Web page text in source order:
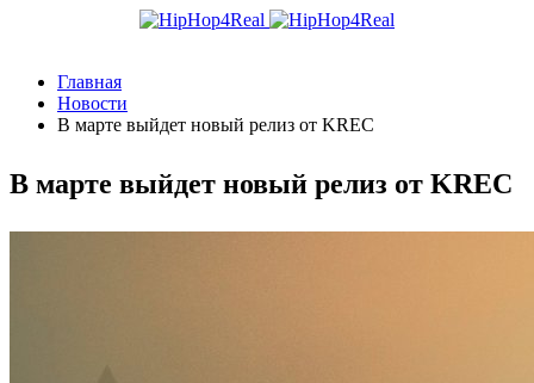
Главная
Новости
В марте выйдет новый релиз от KREC
В марте выйдет новый релиз от KREC